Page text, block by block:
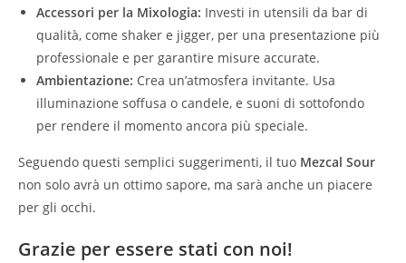
Accessori per la Mixologia: Investi in utensili da bar di
qualità, come shaker e jigger, per una presentazione più
professionale e per garantire misure accurate.
Ambientazione: Crea un’atmosfera invitante. Usa
illuminazione soffusa o candele, e suoni di sottofondo
per rendere il momento ancora più speciale.
Seguendo questi semplici suggerimenti, il tuo Mezcal Sour
non solo avrà un ottimo sapore, ma sarà anche un piacere
per gli occhi.
Grazie per essere stati con noi!